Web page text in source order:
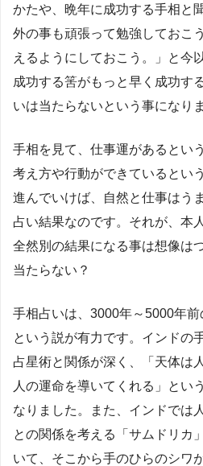
かたや、晩年に成功する手相と
外の事も頑張って勉強しておこ
えるようにしておこう。」と今
成功する筈がもっと早く成功す
いは当たらないという事になりま
手相を見て、仕事運があるとい
考え方や行動ができているとい
進んでいけば、自然と仕事はう
占い結果なのです。それが、本
全然別の結果になる事は想像は
当たらない？
手相占いは、3000年～5000年
という説が有力です。インドの
占星術と関係が深く、「天体は
人の運命を導いてくれる」とい
なりました。また、インドでは
との関係を考える「サムドリカ
いて、そこから手のひらのシワ